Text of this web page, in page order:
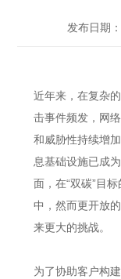
发布日期
近年来，在复杂
击事件频发，网
和威胁性持续增
息基础设施已成
面，在“双碳”目
中，然而更开放
来更大的挑战。
为了协助客户构